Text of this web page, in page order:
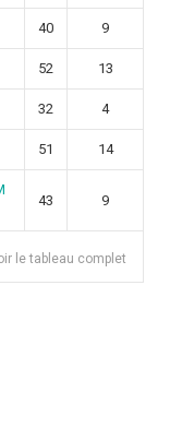
40 9
52 13
32 4
51 14
43 9
le tableau complet